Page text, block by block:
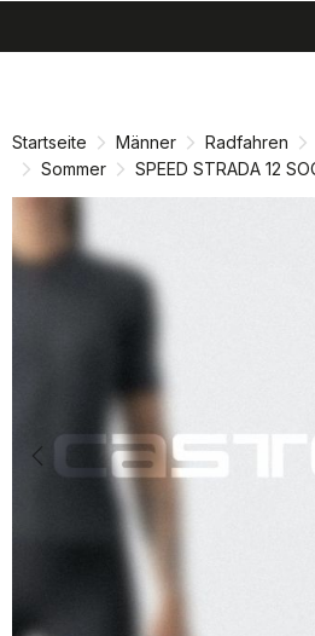
Startseite Männer Radfahren
Sommer
SPEED STRADA 12
Previous